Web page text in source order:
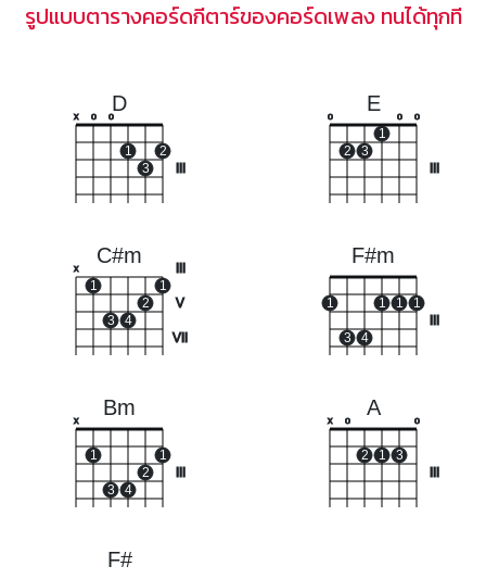
รูปแบบตารางคอร์ดกีตาร์ของคอร์ดเพลง ทนได้ทุกที
D
x o o
1
3
2
E
o
2 3
1
o o
C#m
V
VII
x
1
3 4
2
1
F#m
1
3 4
1 1 1
Bm
x
1
3 4
2
1
A
x o
2 1 3
o
F#